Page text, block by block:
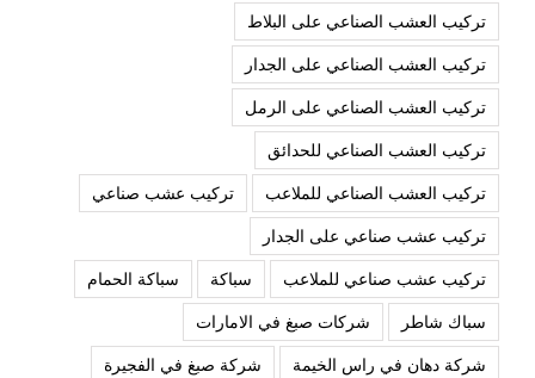
تركيب العشب الصناعي على البلاط
تركيب العشب الصناعي على الجدار
تركيب العشب الصناعي على الرمل
تركيب العشب الصناعي للحدائق
تركيب العشب الصناعي للملاعب
تركيب عشب صناعي
تركيب عشب صناعي على الجدار
تركيب عشب صناعي للملاعب
سباكة
سباكة الحمام
سباك شاطر
شركات صبغ في الامارات
شركة دهان في راس الخيمة
شركة صبغ في الفجيرة